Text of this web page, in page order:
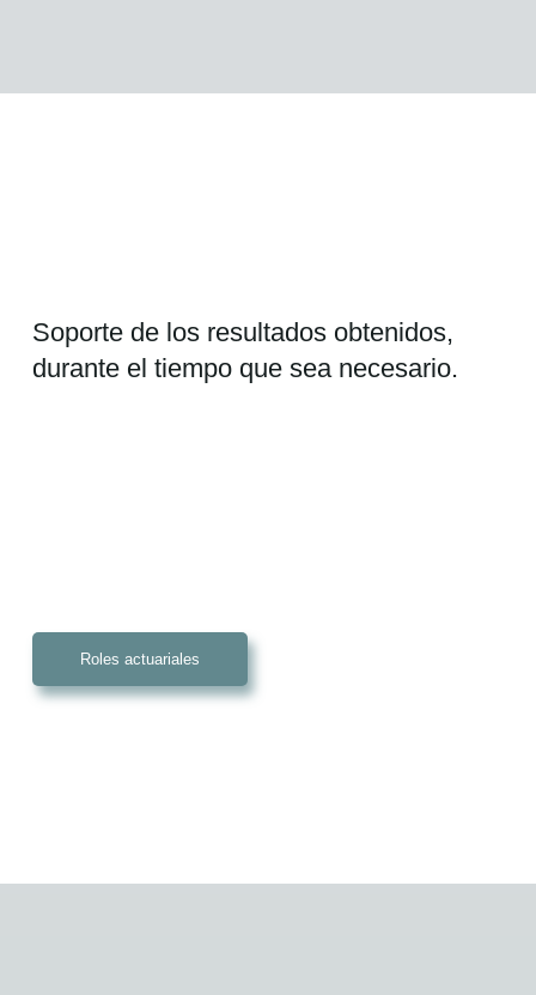
Soporte de los resultados obtenidos,
durante el tiempo que sea necesario.
Roles actuariales